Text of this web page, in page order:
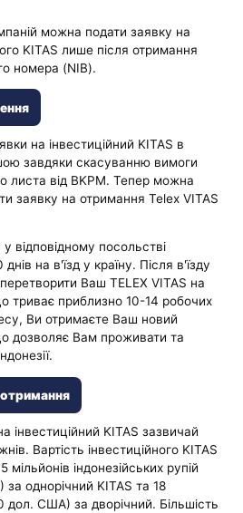
можна подати заявку на
KITAS лише після отримання
номера (NIB).
на інвестиційний KITAS в
завдяки скасуванню вимоги
листа від BKPM. Тепер можна
заявку на отримання Telex VITAS
відповідному посольстві
на в'їзд у країну. Після в'їзду
Ваш TELEX VITAS на
триває приблизно 10-14 робочих
Ви отримаєте Ваш новий
дозволяє Вам проживати та
отримання
інвестиційний KITAS зазвичай
Вартість інвестиційного KITAS
мільйонів індонезійських рупій
однорічний KITAS та 18
дол. США) за дворічний. Більшість